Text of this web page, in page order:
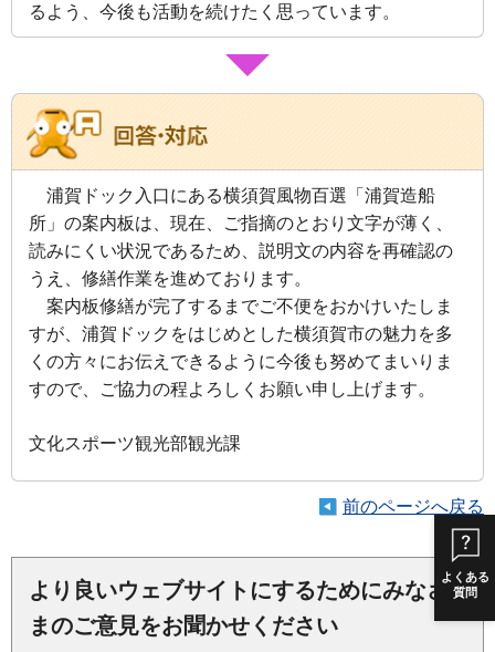
よくある
質問
るよう、今後も活動を続けたく思っています。
浦賀ドック入口にある横須賀風物百選「浦賀造船
所」の案内板は、現在、ご指摘のとおり文字が薄く、
読みにくい状況であるため、説明文の内容を再確認の
うえ、修繕作業を進めております。
案内板修繕が完了するまでご不便をおかけいたしま
すが、浦賀ドックをはじめとした横須賀市の魅力を多
くの方々にお伝えできるように今後も努めてまいりま
すので、ご協力の程よろしくお願い申し上げます。
文化スポーツ観光部観光課
前のページへ戻る
より良いウェブサイトにするためにみなさ
まのご意見をお聞かせください